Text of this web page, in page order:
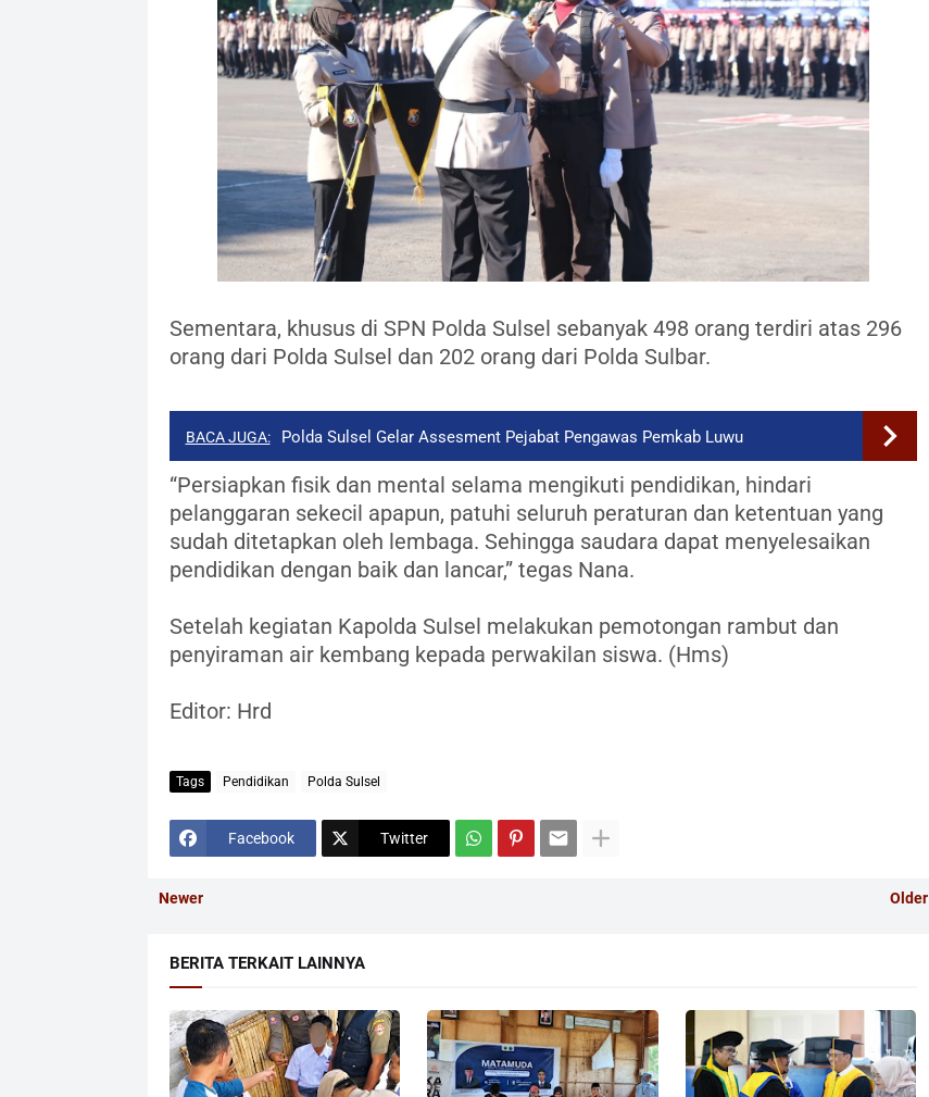
Sementara, khusus di SPN Polda Sulsel sebanyak 498 orang terdiri atas 296
orang dari Polda Sulsel dan 202 orang dari Polda Sulbar.
BACA JUGA: Polda Sulsel Gelar Assesment Pejabat Pengawas Pemkab Luwu
“Persiapkan fisik dan mental selama mengikuti pendidikan, hindari
pelanggaran sekecil apapun, patuhi seluruh peraturan dan ketentuan yang
sudah ditetapkan oleh lembaga. Sehingga saudara dapat menyelesaikan
pendidikan dengan baik dan lancar,” tegas Nana.
Setelah kegiatan Kapolda Sulsel melakukan pemotongan rambut dan
penyiraman air kembang kepada perwakilan siswa. (Hms)
Editor: Hrd
Tags Pendidikan Polda Sulsel
Facebook Twitter
Newer Older
BERITA TERKAIT LAINNYA